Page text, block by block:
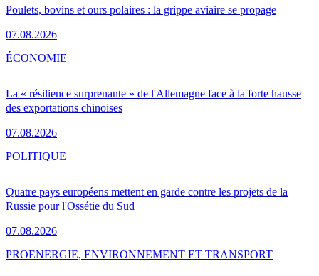
Poulets, bovins et ours polaires : la grippe aviaire se propage
07.08.2026
La « résilience surprenante » de l'Allemagne face à la forte hausse
des exportations chinoises
07.08.2026
ÉCONOMIE
Quatre pays européens mettent en garde contre les projets de la
Russie pour l'Ossétie du Sud
07.08.2026
POLITIQUE
PROENERGIE, ENVIRONNEMENT ET TRANSPORT